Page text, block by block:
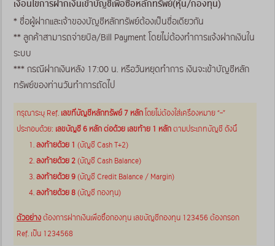
เงื่อนไขการฝากเงินเข้าบัญชีเพื่อซื้อหลักทรัพย์(หุ้น/กองทุน)
* ชื่อผู้ฝากและเจ้าของบัญชีหลักทรัพย์ต้องเป็นชื่อเดียวกัน
** ลูกค้าสามารถจ่ายบิล/Bill Payment โดยไม่ต้องทำการแจ้งฝากเงินใน
ระบบ
*** กรณีฝากเงินหลัง 17:00 น. หรือวันหยุดทำการ เงินจะเข้าบัญชีหลัก
ทรัพย์ของท่านวันทำการถัดไป
กรุณาระบุ Ref. เลขที่บัญชีหลักทรัพย์ 7 หลัก โดยไม่ต้องใส่เครื่องหมาย “–”
ประกอบด้วย: เลขบัญชี 6 หลัก ต่อด้วย เลขท้าย 1 หลักตามประเภทบัญชี ดังนี้
1.ลงท้ายด้วย 1 (บัญชี Cash T+2)
2.ลงท้ายด้วย 2(บัญชี Cash Balance)
3.ลงท้ายด้วย 9(บัญชี Credit Balance / Margin)
4.ลงท้ายด้วย 8(บัญชี กองทุน)
ตัวอย่างต้องการฝากเงินเพื่อซื้อกองทุน เลขบัญชีกองทุน 123456 ต้องกรอก
Ref. เป็น 1234568